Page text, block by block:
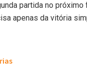
partida no próximo
apenas da vitória